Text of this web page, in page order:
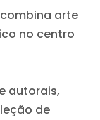
arte
no centro
autorais,
de